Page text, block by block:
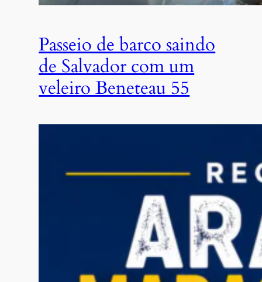
Passeio de barco saindo
de Salvador com um
veleiro Beneteau 55